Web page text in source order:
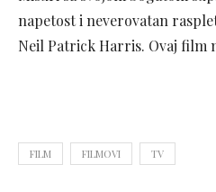
napetost i neverovatan
Neil Patrick Harris. Ovaj film
FILM FILMOVI TV